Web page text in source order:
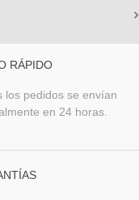
RÁPIDO
los pedidos se envían
en 24 horas.